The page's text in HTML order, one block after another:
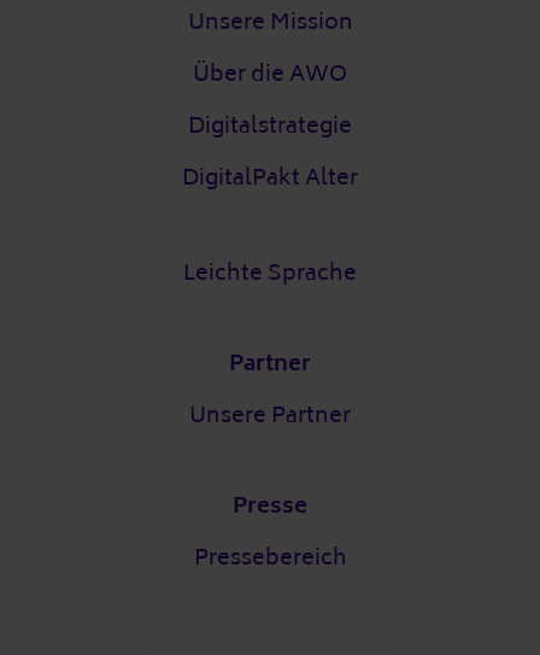
Unsere Mission
Über die AWO
Digitalstrategie
DigitalPakt Alter
Leichte Sprache
Partner
Unsere Partner
Presse
Pressebereich